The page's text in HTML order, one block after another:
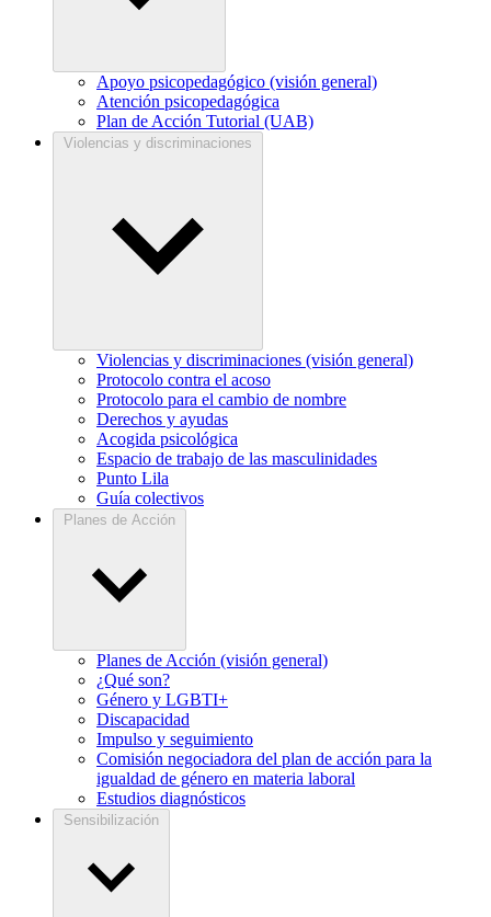
Apoyo psicopedagógico (visión general)
Atención psicopedagógica
Plan de Acción Tutorial (UAB)
Violencias y discriminaciones
Violencias y discriminaciones (visión general)
Protocolo contra el acoso
Protocolo para el cambio de nombre
Derechos y ayudas
Acogida psicológica
Espacio de trabajo de las masculinidades
Punto Lila
Guía colectivos
Planes de Acción
Planes de Acción (visión general)
¿Qué son?
Género y LGBTI+
Discapacidad
Impulso y seguimiento
Comisión negociadora del plan de acción para la
igualdad de género en materia laboral
Estudios diagnósticos
Sensibilización